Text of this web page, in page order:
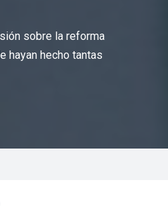
sobre la reforma
hayan hecho tantas